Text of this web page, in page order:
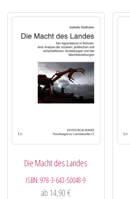
Die Macht des Landes
ISBN:978-3-643-50048-9
ab 14,90€